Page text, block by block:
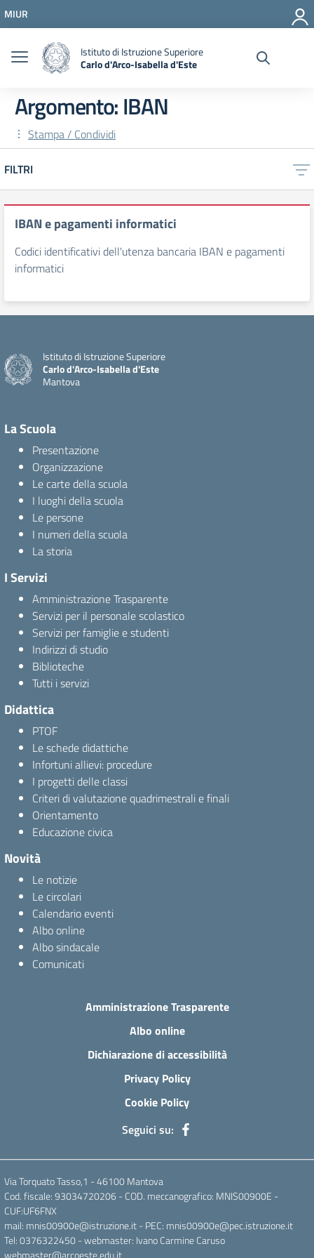
Vai al menu di navigazione
Vai al footer
MIUR
Istituto di Istruzione Superiore
Carlo d'Arco-Isabella d'Este
Argomento: IBAN
Stampa / Condividi
FILTRI
IBAN e pagamenti informatici
Codici identificativi dell'utenza bancaria IBAN e pagamenti
informatici
Istituto di Istruzione Superiore
Carlo d'Arco-Isabella d'Este
Mantova
La Scuola
Presentazione
Organizzazione
Le carte della scuola
I luoghi della scuola
Le persone
I numeri della scuola
La storia
I Servizi
Amministrazione Trasparente
Servizi per il personale scolastico
Servizi per famiglie e studenti
Indirizzi di studio
Biblioteche
Tutti i servizi
Didattica
PTOF
Le schede didattiche
Infortuni allievi: procedure
I progetti delle classi
Criteri di valutazione quadrimestrali e finali
Orientamento
Educazione civica
Novità
Le notizie
Le circolari
Calendario eventi
Albo online
Albo sindacale
Comunicati
Amministrazione Trasparente
Albo online
Dichiarazione di accessibilità
Privacy Policy
Cookie Policy
Seguici su:
Via Torquato Tasso,1 - 46100 Mantova
Cod. fiscale: 93034720206 - COD. meccanografico: MNIS00900E -
CUF:UF6FNX
mail: mnis00900e@istruzione.it - PEC: mnis00900e@pec.istruzione.it
Tel: 0376322450 - webmaster: Ivano Carmine Caruso
webmaster@arcoeste.edu.it